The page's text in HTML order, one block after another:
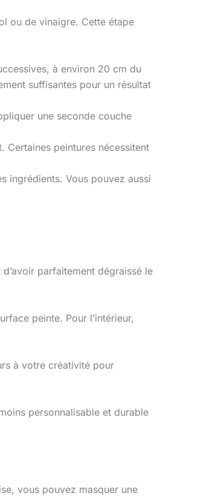
ou de vinaigre. Cette étape
à environ 20 cm du
suffisantes pour un résultat
une seconde couche
Certaines peintures nécessitent
ingrédients. Vous pouvez aussi
parfaitement dégraissé le
peinte. Pour l’intérieur,
à votre créativité pour
personnalisable et durable
vous pouvez masquer une